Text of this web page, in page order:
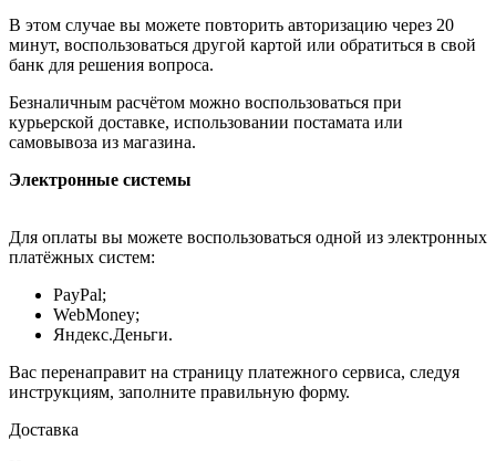
В этом случае вы можете повторить авторизацию через 20
минут, воспользоваться другой картой или обратиться в свой
банк для решения вопроса.
Безналичным расчётом можно воспользоваться при
курьерской доставке, использовании постамата или
самовывоза из магазина.
Электронные системы
Для оплаты вы можете воспользоваться одной из электронных
платёжных систем:
PayPal;
WebMoney;
Яндекс.Деньги.
Вас перенаправит на страницу платежного сервиса, следуя
инструкциям, заполните правильную форму.
Доставка